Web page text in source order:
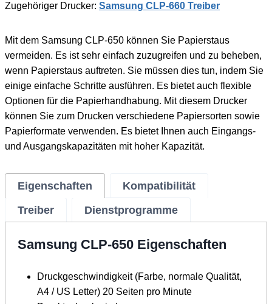
Zugehöriger Drucker: Samsung CLP-660 Treiber
Mit dem Samsung CLP-650 können Sie Papierstaus
vermeiden. Es ist sehr einfach zuzugreifen und zu beheben,
wenn Papierstaus auftreten. Sie müssen dies tun, indem Sie
einige einfache Schritte ausführen. Es bietet auch flexible
Optionen für die Papierhandhabung. Mit diesem Drucker
können Sie zum Drucken verschiedene Papiersorten sowie
Papierformate verwenden. Es bietet Ihnen auch Eingangs-
und Ausgangskapazitäten mit hoher Kapazität.
Eigenschaften
Kompatibilität
Treiber
Dienstprogramme
Samsung CLP-650 Eigenschaften
Druckgeschwindigkeit (Farbe, normale Qualität,
A4 / US Letter) 20 Seiten pro Minute